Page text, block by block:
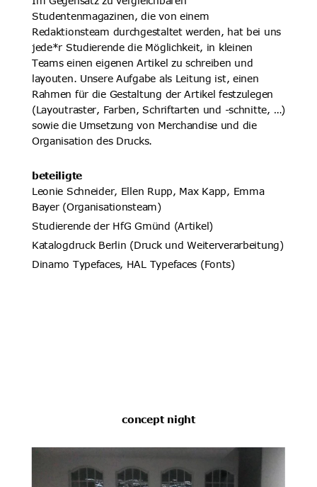
Studentenmagazinen, die von einem
Redaktionsteam durchgestaltet werden, hat bei uns
jede*r Studierende die Möglichkeit, in kleinen
Teams einen eigenen Artikel zu schreiben und
layouten. Unsere Aufgabe als Leitung ist, einen
Rahmen für die Gestaltung der Artikel festzulegen
(Layoutraster, Farben, Schriftarten und -schnitte, …)
sowie die Umsetzung von Merchandise und die
Organisation des Drucks.
beteiligte
Leonie Schneider, Ellen Rupp, Max Kapp, Emma
Bayer (Organisationsteam)
Studierende der HfG Gmünd (Artikel)
Katalogdruck Berlin (Druck und Weiterverarbeitung)
Dinamo Typefaces, HAL Typefaces (Fonts)
concept night